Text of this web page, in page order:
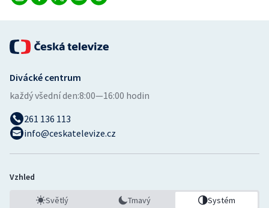
Divácké centrum
každý všední den:8:00—16:00 hodin
261 136 113
info@ceskatelevize.cz
Vzhled
Světlý Tmavý Systém